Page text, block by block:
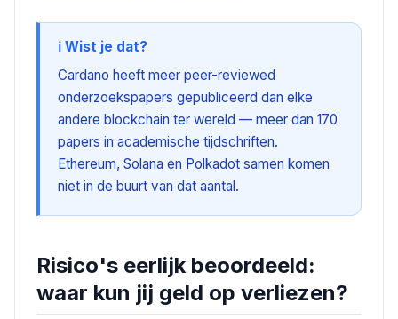
ℹ️ Wist je dat?
Cardano heeft meer peer-reviewed
onderzoekspapers gepubliceerd dan elke
andere blockchain ter wereld — meer dan 170
papers in academische tijdschriften.
Ethereum, Solana en Polkadot samen komen
niet in de buurt van dat aantal.
Risico's eerlijk beoordeeld:
waar kun jij geld op verliezen?